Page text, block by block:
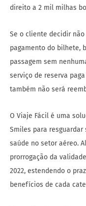
direito a 2 mil milhas
Se o cliente decidir
pagamento do bilhete,
passagem sem
serviço de reserva
também não será
O Viaje Fácil é uma
Smiles para
saúde no setor aéreo.
prorrogação da
2022, estendendo o
benefícios de cada